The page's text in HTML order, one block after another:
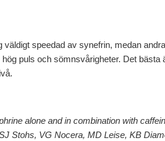
speedad av synefrin, medan
puls och sömnsvårigheter. Det
alone and in combination with
Stohs, VG Nocera, MD Leise, KB